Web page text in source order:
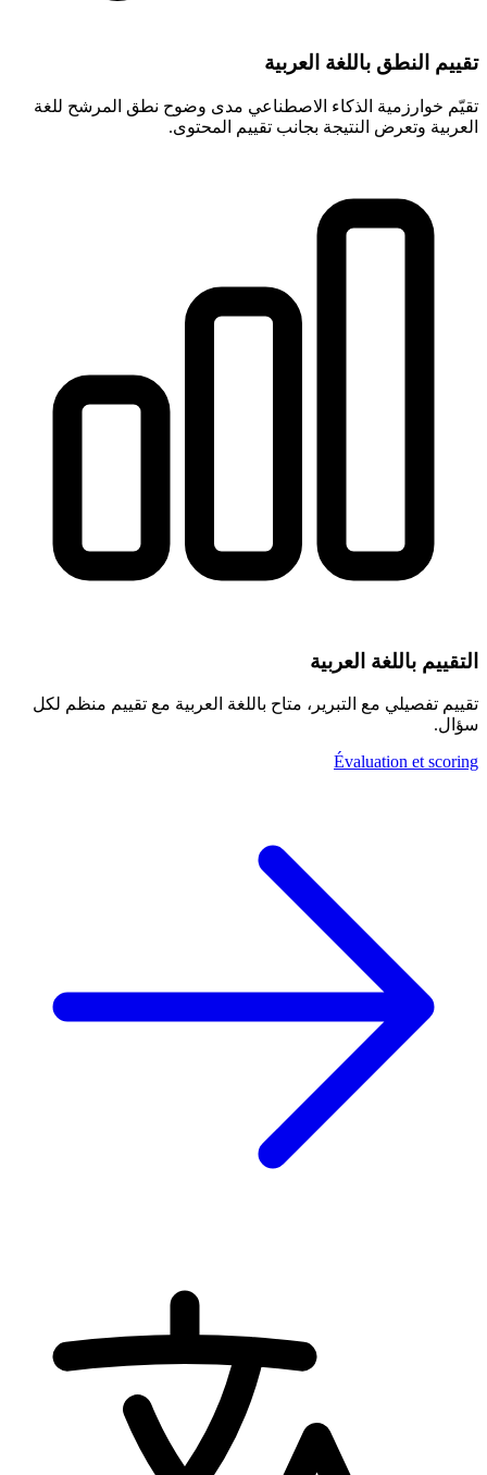
تقييم النطق باللغة العربية
تقيّم خوارزمية الذكاء الاصطناعي مدى وضوح نطق المرشح للغة
العربية وتعرض النتيجة بجانب تقييم المحتوى.
التقييم باللغة العربية
تقييم تفصيلي مع التبرير، متاح باللغة العربية مع تقييم منظم لكل
سؤال.
Évaluation et scoring